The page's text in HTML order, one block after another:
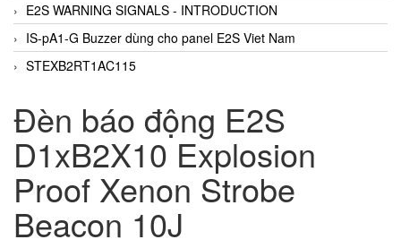
E2S WARNING SIGNALS - INTRODUCTION
IS-pA1-G Buzzer dùng cho panel E2S Viet Nam
STEXB2RT1AC115
Đèn báo động E2S
D1xB2X10 Explosion
Proof Xenon Strobe
Beacon 10J